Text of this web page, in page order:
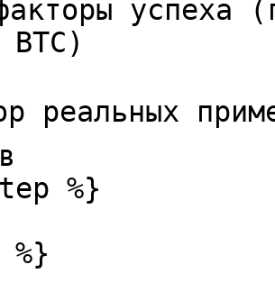
успеха
BTC)
реальных
%}